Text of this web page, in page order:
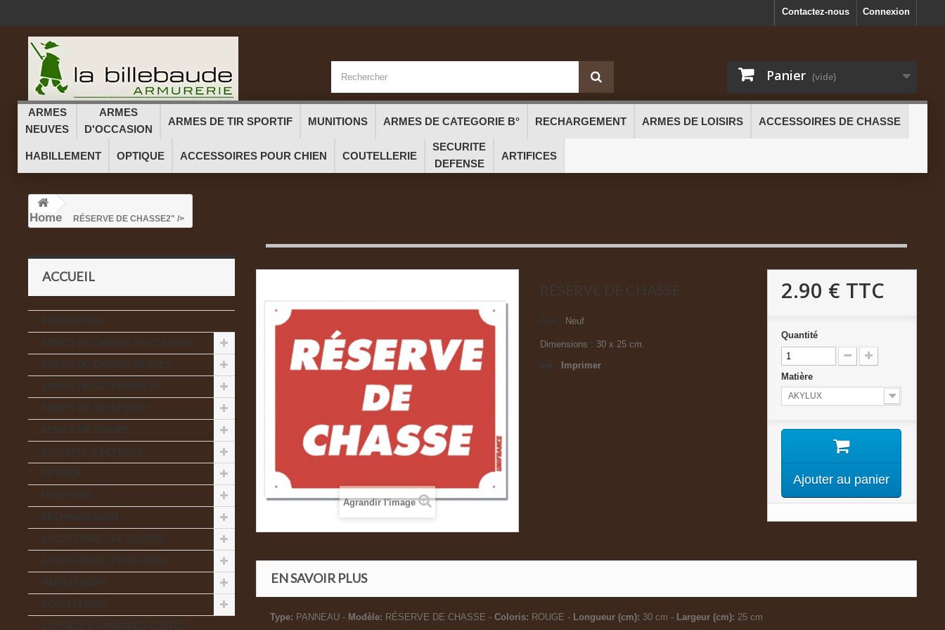
Connexion
Contactez-nous
Panier (vide)
ARMES
NEUVES
ARMES
D'OCCASION
ARMES DE TIR SPORTIF MUNITIONS ARMES DE CATEGORIE B° RECHARGEMENT ARMES DE LOISIRS ACCESSOIRES DE CHASSE
HABILLEMENT OPTIQUE ACCESSOIRES POUR CHIEN COUTELLERIE
SECURITE
DEFENSE
ARTIFICES
Home RÉSERVE DE CHASSE2" />
ACCUEIL
PROMOTIONS
ARMES DE CHASSE D'OCCASION
ARMES DE CHASSE NEUVES
ARMES DE CATEGORIE B°
ARMES DE TIR SPORTIF
ARMES DE LOISIRS
SECURITE & DEFENSE
MUNITIONS
RECHARGEMENT
ACCESSOIRES DE CHASSE
ACCESSOIRES POUR CHIEN
HABILLEMENT
COUTELLERIE
COFFRES & ARMOIRES FORTES
Agrandir l'image
RÉSERVE DE CHASSE
Neuf
Dimensions : 30 x 25 cm.
Imprimer
2.90 € TTC
Quantité
Matière
AKYLUX
Ajouter au panier
EN SAVOIR PLUS
Type: PANNEAU - Modèle: RÉSERVE DE CHASSE - Coloris: ROUGE - Longueur (cm): 30 cm - Largeur (cm): 25 cm